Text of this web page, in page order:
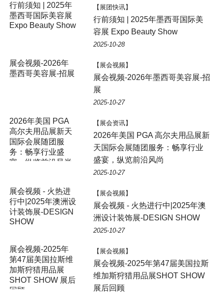
行前须知 | 2025年
墨西哥国际美容展
Expo Beauty Show
【展团快讯】
行前须知 | 2025年墨西哥国际美
容展 Expo Beauty Show
2025-10-28
展会视频-2026年
墨西哥美容展-招展
【展会视频】
展会视频-2026年墨西哥美容展-招
展
2025-10-27
2026年美国 PGA
高尔夫用品展新天
国际会展随团服
务：畅享行业盛
宴，纵览前沿风尚
【展会资讯】
2026年美国 PGA 高尔夫用品展新
天国际会展随团服务：畅享行业
盛宴，纵览前沿风尚
2025-10-27
展会视频 - 火热进
行中|2025年澳洲设
计装饰展-DESIGN
SHOW
【展会视频】
展会视频 - 火热进行中|2025年澳
洲设计装饰展-DESIGN SHOW
2025-10-27
展会视频-2025年
第47届美国拉斯维
加斯狩猎用品展
SHOT SHOW 展后
回顾
【展会视频】
展会视频-2025年第47届美国拉斯
维加斯狩猎用品展SHOT SHOW
展后回顾